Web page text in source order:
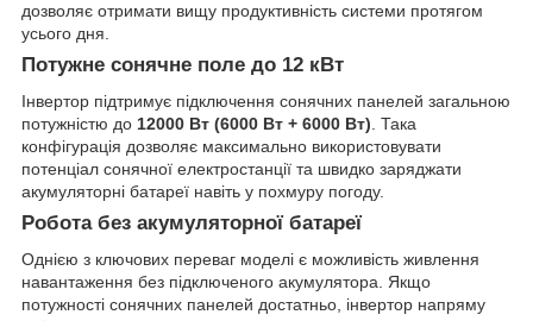
дозволяє отримати вищу продуктивність системи протягом
усього дня.
Потужне сонячне поле до 12 кВт
Інвертор підтримує підключення сонячних панелей загальною
потужністю до 12000 Вт (6000 Вт + 6000 Вт) . Така
конфігурація дозволяє максимально використовувати
потенціал сонячної електростанції та швидко заряджати
акумуляторні батареї навіть у похмуру погоду.
Робота без акумуляторної батареї
Однією з ключових переваг моделі є можливість живлення
навантаження без підключеного акумулятора. Якщо
потужності сонячних панелей достатньо, інвертор напряму